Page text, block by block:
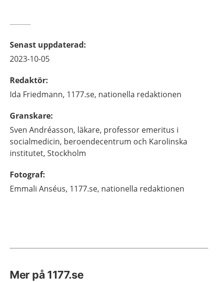
Senast uppdaterad:
2023-10-05
Redaktör:
Ida Friedmann, 1177.se, nationella redaktionen
Granskare:
Sven Andréasson, läkare, professor emeritus i
socialmedicin, beroendecentrum och Karolinska
institutet, Stockholm
Fotograf:
Emmali Anséus, 1177.se, nationella redaktionen
Mer på 1177.se